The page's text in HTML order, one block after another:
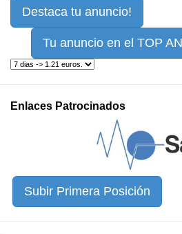
Destaca tu anuncio!
Tu anuncio en el TOP
Enlaces Patrocinados
Subir Primera Posición